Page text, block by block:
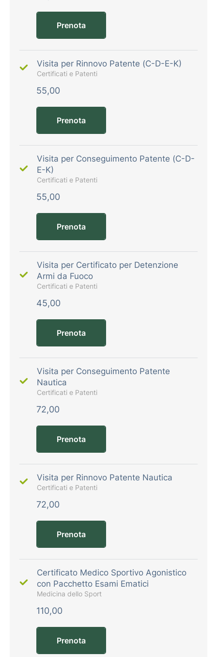
Prenota
Visita per Rinnovo Patente (C-D-E-K)
Certificati e Patenti
55,00
Prenota
Visita per Conseguimento Patente (C-D-
E-K)
Certificati e Patenti
55,00
Prenota
Visita per Certificato per Detenzione
Armi da Fuoco
Certificati e Patenti
45,00
Prenota
Visita per Conseguimento Patente
Nautica
Certificati e Patenti
72,00
Prenota
Visita per Rinnovo Patente Nautica
Certificati e Patenti
72,00
Prenota
Certificato Medico Sportivo Agonistico
con Pacchetto Esami Ematici
Medicina dello Sport
110,00
Prenota